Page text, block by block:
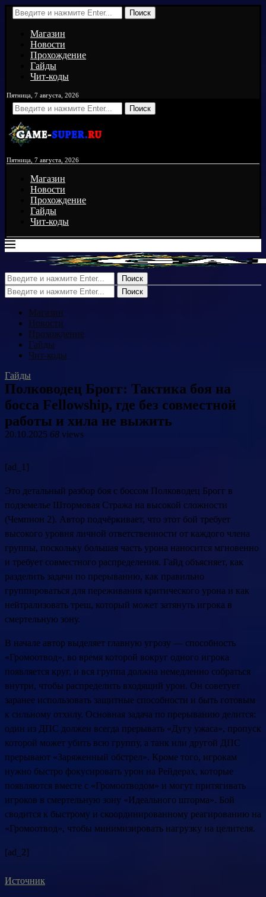
Поиск
Магазин
Новости
Прохождение
Гайды
Чит-коды
Пятница, 7 августа, 2026
Поиск
Пятница, 7 августа, 2026
Магазин
Новости
Прохождение
Гайды
Чит-коды
Поиск
Поиск
Магазин
Новости
Прохождение
Гайды
Чит-коды
Гайды
Полководец Брогг: Тактика боя на
босса Fellowship, где без совместной
работы и хила не выжить
20.10.2025 68 views
[ad_1]
Это детальный разбор боя с боссом Полководец Брогг в
подземелье Штормовая Стража на высокой сложности
(Чемпион 2). Автор подчёркивает, что этот бой требует
высокого уровня личной ответственности от каждого члена
группы, поскольку большая часть урона наносится мгновенно
и требует совместного распределения. Гайд объясняет, как
разделить задачи по прерыванию, как правильно
группироваться для переживания критического урона и как
нейтрализовать треш, который может затянуть игрока в
смертельную зону.
В начале автор выделяет главную угрозу — способность
«Громоотвод», во время которой вокруг одного игрока
появляется круг, и вся группа должна немедленно собраться
внутри, чтобы распределить входящий урон. Он советует
заранее использовать защитные способности и быть готовым
к сильному отхилу. Основная задача по прерыванию делится:
один из ДПС должен всегда прерывать «Дугу ужаса», пропуск
которой может убить всю группу, а танк или другой ДПС
прерывают «Заряженный обстрел». Кроме того, игрокам
нужно быстро фокусировать урон на Рейдерах, которые
появляются вместе с «Громоотводом» и могут притягивать
игроков в смертельную зону «Идеального шторма». Бой
сводится к быстрому и скоординированному реагированию на
«Громоотвод», чтобы минимизировать нагрузку на целителя.
[ad_2]
Источник